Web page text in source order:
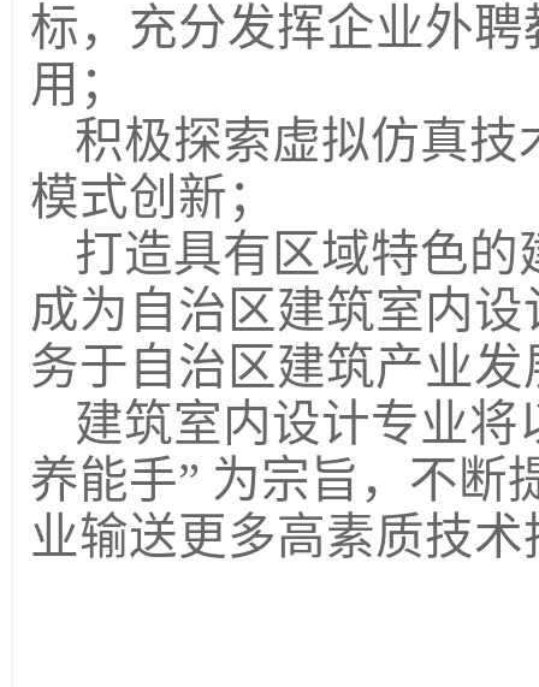
标，充分发挥企业外
用；
积极探索虚拟仿真
模式创新；
打造具有区域特色
成为自治区建筑室内
务于自治区建筑产业发
建筑室内设计专业将
养能手” 为宗旨，不断
业输送更多高素质技